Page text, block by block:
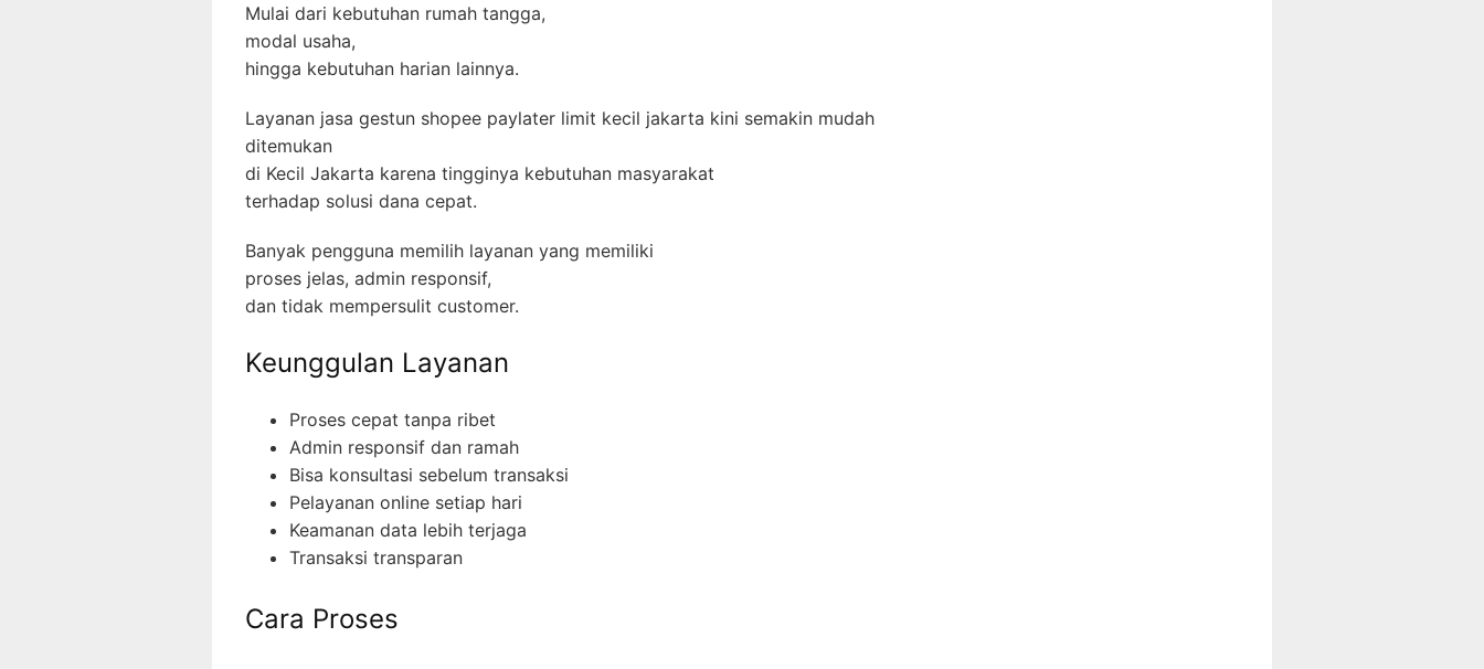
Mulai dari kebutuhan rumah tangga,
modal usaha,
hingga kebutuhan harian lainnya.
Layanan jasa gestun shopee paylater limit kecil jakarta kini semakin mudah
ditemukan
di Kecil Jakarta karena tingginya kebutuhan masyarakat
terhadap solusi dana cepat.
Banyak pengguna memilih layanan yang memiliki
proses jelas, admin responsif,
dan tidak mempersulit customer.
Keunggulan Layanan
Proses cepat tanpa ribet
Admin responsif dan ramah
Bisa konsultasi sebelum transaksi
Pelayanan online setiap hari
Keamanan data lebih terjaga
Transaksi transparan
Cara Proses